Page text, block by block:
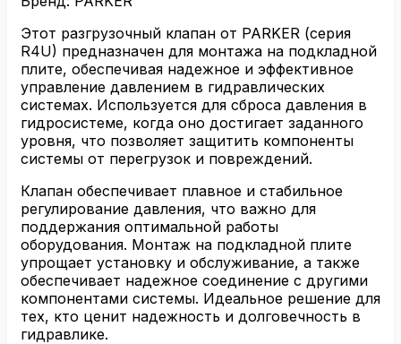
Этот разгрузочный клапан от PARKER (серия
R4U) предназначен для монтажа на подкладной
плите, обеспечивая надежное и эффективное
управление давлением в гидравлических
системах. Используется для сброса давления в
гидросистеме, когда оно достигает заданного
уровня, что позволяет защитить компоненты
системы от перегрузок и повреждений.
Клапан обеспечивает плавное и стабильное
регулирование давления, что важно для
поддержания оптимальной работы
оборудования. Монтаж на подкладной плите
упрощает установку и обслуживание, а также
обеспечивает надежное соединение с другими
компонентами системы. Идеальное решение для
тех, кто ценит надежность и долговечность в
гидравлике.